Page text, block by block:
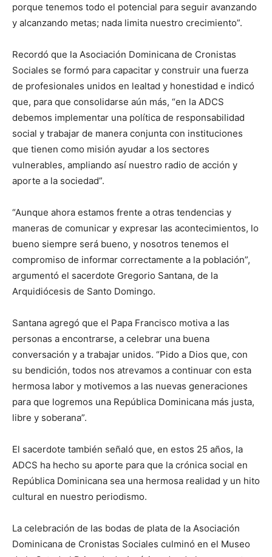
porque tenemos todo el potencial para seguir avanzando
y alcanzando metas; nada limita nuestro crecimiento”.
Recordó que la Asociación Dominicana de Cronistas
Sociales se formó para capacitar y construir una fuerza
de profesionales unidos en lealtad y honestidad e indicó
que, para que consolidarse aún más, “en la ADCS
debemos implementar una política de responsabilidad
social y trabajar de manera conjunta con instituciones
que tienen como misión ayudar a los sectores
vulnerables, ampliando así nuestro radio de acción y
aporte a la sociedad”.
“Aunque ahora estamos frente a otras tendencias y
maneras de comunicar y expresar las acontecimientos, lo
bueno siempre será bueno, y nosotros tenemos el
compromiso de informar correctamente a la población”,
argumentó el sacerdote Gregorio Santana, de la
Arquidiócesis de Santo Domingo.
Santana agregó que el Papa Francisco motiva a las
personas a encontrarse, a celebrar una buena
conversación y a trabajar unidos. “Pido a Dios que, con
su bendición, todos nos atrevamos a continuar con esta
hermosa labor y motivemos a las nuevas generaciones
para que logremos una República Dominicana más justa,
libre y soberana”.
El sacerdote también señaló que, en estos 25 años, la
ADCS ha hecho su aporte para que la crónica social en
República Dominicana sea una hermosa realidad y un hito
cultural en nuestro periodismo.
La celebración de las bodas de plata de la Asociación
Dominicana de Cronistas Sociales culminó en el Museo